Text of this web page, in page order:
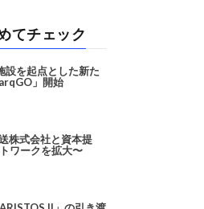
てチェック
を起点とした新た
」開始
株式会社と資本提
ワークを拡大〜